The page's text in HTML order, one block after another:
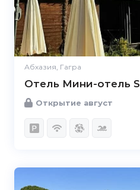
Абхазия, Гагра
Отель Мини-отель
Открытие август